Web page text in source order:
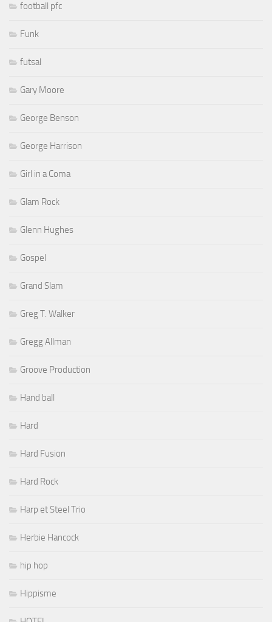
football pfc
Funk
futsal
Gary Moore
George Benson
George Harrison
Girl in a Coma
Glam Rock
Glenn Hughes
Gospel
Grand Slam
Greg T. Walker
Gregg Allman
Groove Production
Hand ball
Hard
Hard Fusion
Hard Rock
Harp et Steel Trio
Herbie Hancock
hip hop
Hippisme